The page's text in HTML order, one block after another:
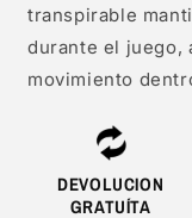
transpirable
durante el juego,
movimiento
DEVOLUCION
GRATUÍTA